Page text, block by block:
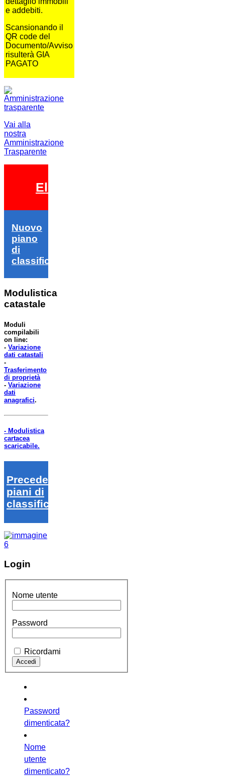
e addebiti.
Scansionando il
QR code del
Documento/Avviso
risulterà GIA
PAGATO
Vai alla
nostra
Amministrazione
Trasparente
Elezioni 2026
Nuovo
piano
di
classifica
Modulistica
catastale
Moduli
compilabili
on line:
- Variazione
dati catastali
-
Trasferimento
di proprietà
- Variazione
dati
anagrafici.
- Modulistica
cartacea
scaricabile.
Precedenti
piani di
classifica
Login
Nome utente
Password
Ricordami
Password
dimenticata?
Nome
utente
dimenticato?